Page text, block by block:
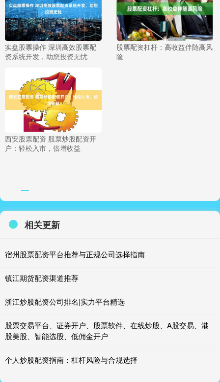
实盘股票操作 深圳高效股票配
资系统开发，助您投资无忧
股票配资杠杆：高收益伴随高风
险
西安股票配资 股票炒股配资开
户：轻松入市，倍增收益
相关更新
宿州股票配资平台推荐与正规公司选择指南
镇江期货配资渠道推荐
浙江炒股配资公司排名|实力平台精选
股票交易平台、证券开户、股票软件、在线炒股、A股交易、港
股美股、智能选股、低佣金开户
个人炒股配资指南：杠杆风险与合规选择